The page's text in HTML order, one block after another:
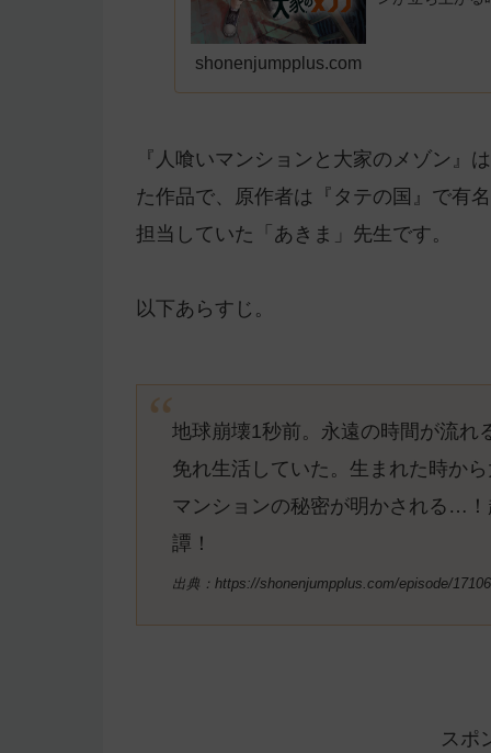
shonenjumpplus.com
『人喰いマンションと大家のメゾン』
た作品で、原作者は『タテの国』で有
担当していた「あきま」先生です。
以下あらすじ。
地球崩壊1秒前。永遠の時間が流れ
免れ生活していた。生まれた時か
マンションの秘密が明かされる…
譚！
出典：https://shonenjumpplus.com/episode/
スポ